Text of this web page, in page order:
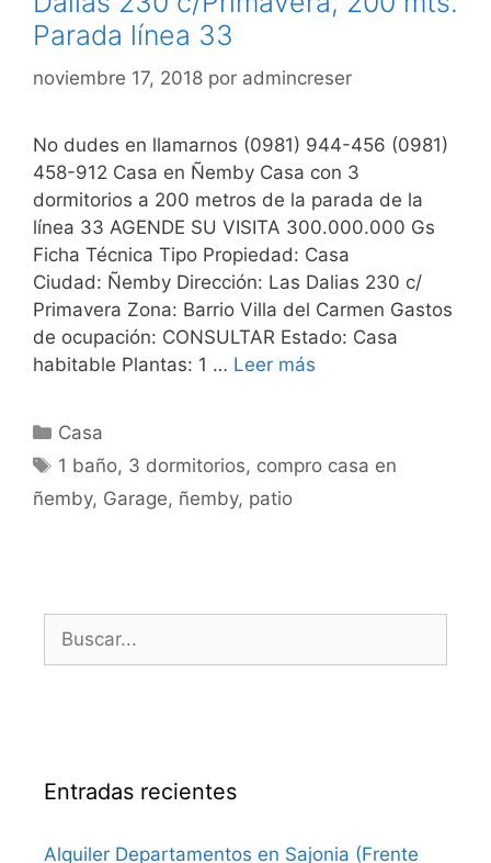
Parada línea 33
noviembre 17, 2018 por admincreser
No dudes en llamarnos (0981) 944-456 (0981)
458-912 Casa en Ñemby Casa con 3
dormitorios a 200 metros de la parada de la
línea 33 AGENDE SU VISITA 300.000.000 Gs
Ficha Técnica Tipo Propiedad: Casa
Ciudad: Ñemby Dirección: Las Dalias 230 c/
Primavera Zona: Barrio Villa del Carmen Gastos
de ocupación: CONSULTAR Estado: Casa
habitable Plantas: 1 … Leer más
Categorías
Casa
Etiquetas
1 baño, 3 dormitorios, compro casa en
ñemby, Garage, ñemby, patio
Entradas recientes
Alquiler Departamentos en Sajonia (Frente